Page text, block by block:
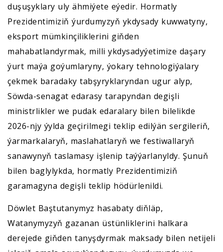
duşuşyklary uly ähmiýete eýedir. Hormatly
Prezidentimiziň ýurdumyzyň ykdysady kuwwatyny,
eksport mümkinçiliklerini giňden
mahabatlandyrmak, milli ykdysadyýetimize daşary
ýurt maýa goýumlaryny, ýokary tehnologiýalary
çekmek baradaky tabşyryklaryndan ugur alyp,
Söwda-senagat edarasy tarapyndan degişli
ministrlikler we pudak edaralary bilen bilelikde
2026-njy ýylda geçirilmegi teklip edilýän sergileriň,
ýarmarkalaryň, maslahatlaryň we festiwallaryň
sanawynyň taslamasy işlenip taýýarlanyldy. Şunuň
bilen baglylykda, hormatly Prezidentimiziň
garamagyna degişli teklip hödürlenildi.
Döwlet Baştutanymyz hasabaty diňläp,
Watanymyzyň gazanan üstünliklerini halkara
derejede giňden tanyşdyrmak maksady bilen netijeli